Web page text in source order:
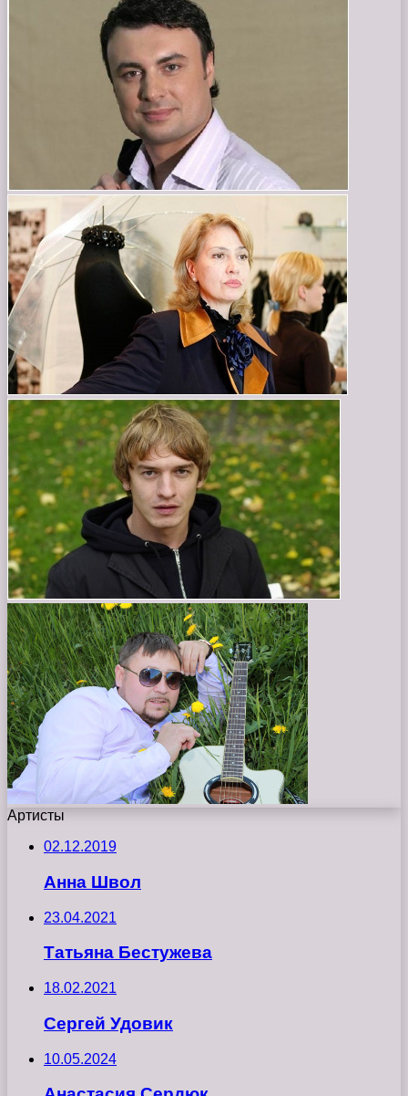
Артисты
02.12.2019
Анна Швол
23.04.2021
Татьяна Бестужева
18.02.2021
Сергей Удовик
10.05.2024